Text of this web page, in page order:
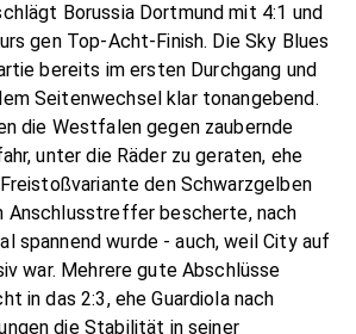
Borussia Dortmund mit 4:1 und
gen Top-Acht-Finish. Die Sky Blues
bereits im ersten Durchgang und
Seitenwechsel klar tonangebend.
die Westfalen gegen zaubernde
unter die Räder zu geraten, ehe
den Schwarzgelben
Anschlusstreffer bescherte, nach
spannend wurde - auch, weil City auf
war. Mehrere gute Abschlüsse
in das 2:3, ehe Guardiola nach
die Stabilität in seiner